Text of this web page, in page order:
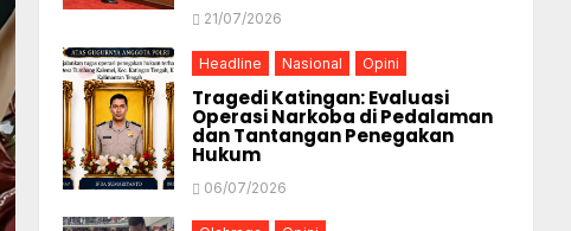
21/07/2026
Headline Nasional Opini
Tragedi Katingan: Evaluasi
Operasi Narkoba di Pedalaman
dan Tantangan Penegakan
Hukum
06/07/2026